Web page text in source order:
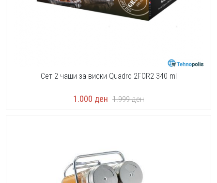
Сет 2 чаши за виски Quadro 2FOR2 340 ml
1.000 ден 1.999ден